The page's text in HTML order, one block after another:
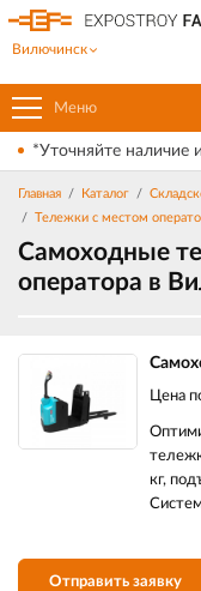
Меню
Вилючинск
*Уточняйте наличие
Главная Каталог
Тележки с местом
Самоходные
оператора в
Цена
кг,
Отправить заявку